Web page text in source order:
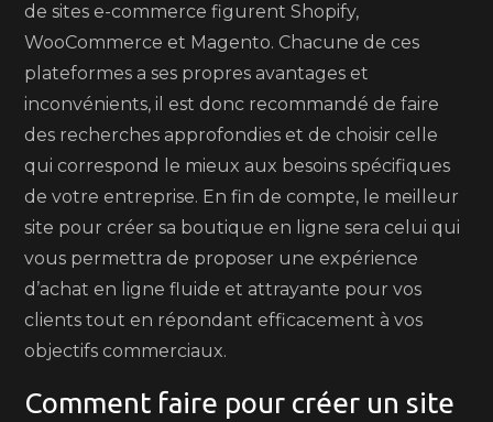
de sites e-commerce figurent Shopify,
WooCommerce et Magento. Chacune de ces
plateformes a ses propres avantages et
inconvénients, il est donc recommandé de faire
des recherches approfondies et de choisir celle
qui correspond le mieux aux besoins spécifiques
de votre entreprise. En fin de compte, le meilleur
site pour créer sa boutique en ligne sera celui qui
vous permettra de proposer une expérience
d’achat en ligne fluide et attrayante pour vos
clients tout en répondant efficacement à vos
objectifs commerciaux.
Comment faire pour créer un site